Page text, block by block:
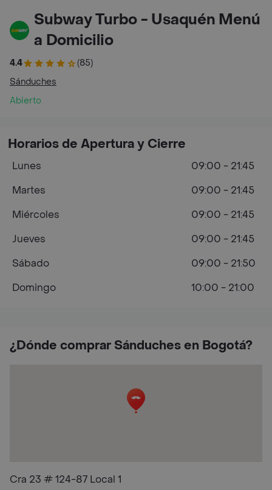
Subway Turbo - Usaquén Menú
a Domicilio
4.4
(85)
Sánduches
Abierto
¿Dónde comprar Sánduches en Bogotá?
Cra 23 # 124-87 Local 1
Horarios de Apertura y Cierre
Lunes
09:00 - 21:45
Martes
09:00 - 21:45
Miércoles
09:00 - 21:45
Jueves
09:00 - 21:45
Sábado
09:00 - 21:50
Domingo
10:00 - 21:00